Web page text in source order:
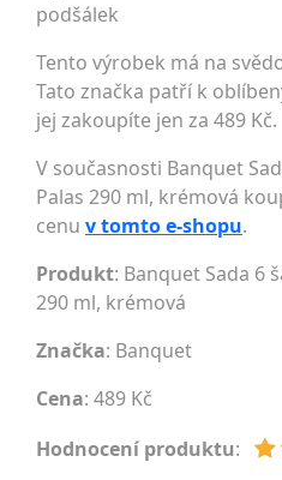
podšálek
Tento výrobek má na
Tato značka patří k
jej zakoupíte jen za 489 Kč.
V současnosti Banquet
Palas 290 ml, krémová
cenu v tomto e-shopu.
Produkt: Banquet Sada 6
290 ml, krémová
Značka: Banquet
Cena: 489 Kč
Hodnocení produktu: